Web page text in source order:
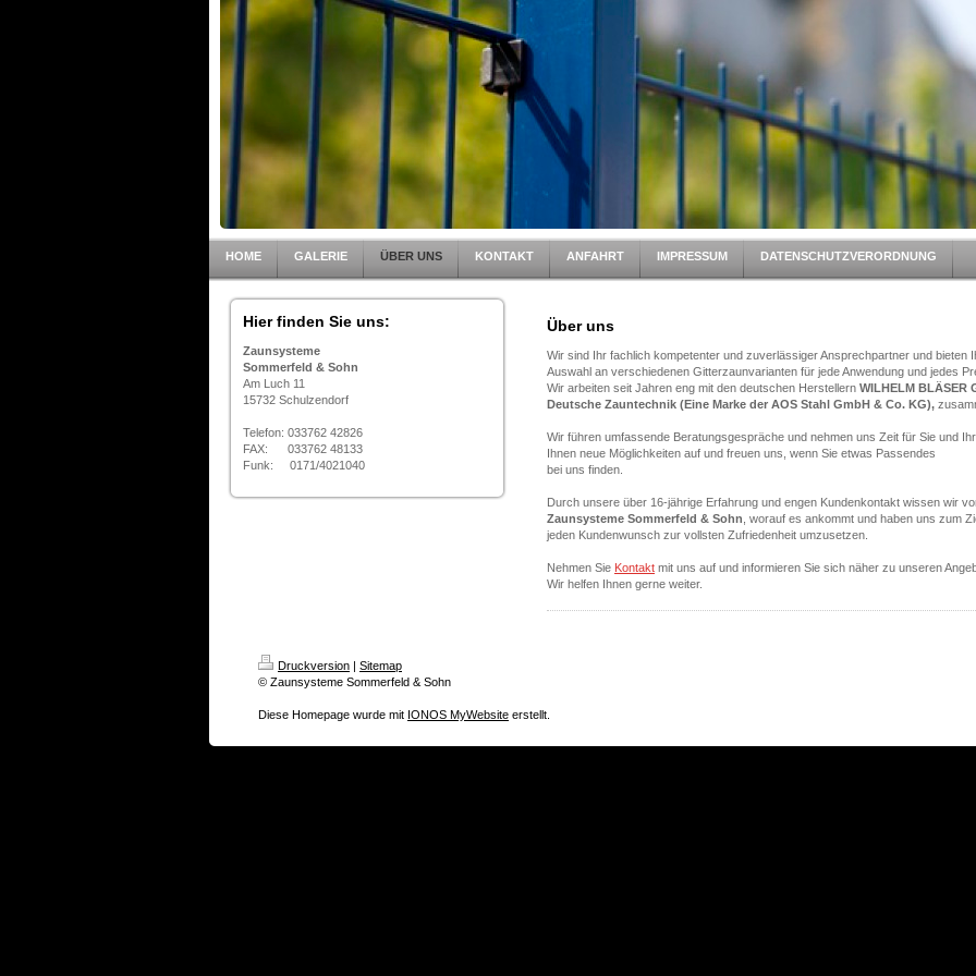
HOME GALERIE ÜBER UNS KONTAKT ANFAHRT IMPRESSUM DATENSCHUTZVERORDNUNG
Hier finden Sie uns:
Zaunsysteme
Sommerfeld & Sohn
Am Luch 11
15732 Schulzendorf
Telefon: 033762 42826
FAX: 033762 48133
Funk: 0171/4021040
Über uns
Wir sind Ihr fachlich kompetenter und zuverlässiger Ansprechpartner und bieten
Auswahl an verschiedenen Gitterzaunvarianten für jede Anwendung und jedes
Wir arbeiten seit Jahren eng mit den deutschen Herstellern WILHELM BLÄSER
Deutsche Zauntechnik (Eine Marke der AOS Stahl GmbH & Co. KG),
Wir führen umfassende Beratungsgespräche und nehmen uns Zeit für Sie und
Ihnen neue Möglichkeiten auf und freuen uns, wenn Sie etwas Passendes
bei uns finden.
Durch unsere über 16-jährige Erfahrung und engen Kundenkontakt wissen wir
Zaunsysteme Sommerfeld & Sohn , worauf es ankommt und haben uns zum
jeden Kundenwunsch zur vollsten Zufriedenheit umzusetzen.
Nehmen Sie Kontakt mit uns auf und informieren Sie sich näher zu unseren
Wir helfen Ihnen gerne weiter.
Druckversion | Sitemap
© Zaunsysteme Sommerfeld & Sohn
Diese Homepage wurde mit IONOS MyWebsite erstellt.